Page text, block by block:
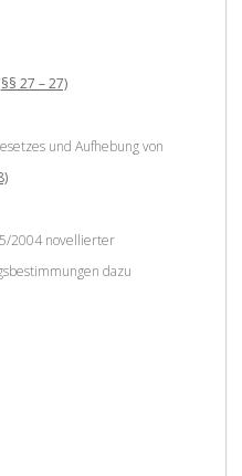
27 – 27)
und Aufhebung von
2004 novellierter
dazu